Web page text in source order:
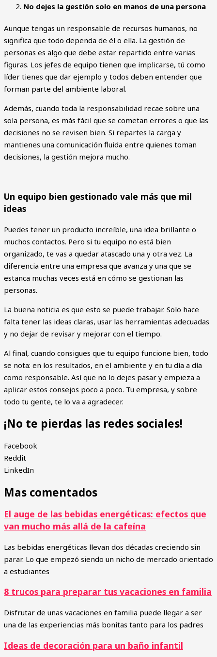
No dejes la gestión solo en manos de una persona
Aunque tengas un responsable de recursos humanos, no
significa que todo dependa de él o ella. La gestión de
personas es algo que debe estar repartido entre varias
figuras. Los jefes de equipo tienen que implicarse, tú como
líder tienes que dar ejemplo y todos deben entender que
forman parte del ambiente laboral.
Además, cuando toda la responsabilidad recae sobre una
sola persona, es más fácil que se cometan errores o que las
decisiones no se revisen bien. Si repartes la carga y
mantienes una comunicación fluida entre quienes toman
decisiones, la gestión mejora mucho.
Un equipo bien gestionado vale más que mil
ideas
Puedes tener un producto increíble, una idea brillante o
muchos contactos. Pero si tu equipo no está bien
organizado, te vas a quedar atascado una y otra vez. La
diferencia entre una empresa que avanza y una que se
estanca muchas veces está en cómo se gestionan las
personas.
La buena noticia es que esto se puede trabajar. Solo hace
falta tener las ideas claras, usar las herramientas adecuadas
y no dejar de revisar y mejorar con el tiempo.
Al final, cuando consigues que tu equipo funcione bien, todo
se nota: en los resultados, en el ambiente y en tu día a día
como responsable. Así que no lo dejes pasar y empieza a
aplicar estos consejos poco a poco. Tu empresa, y sobre
todo tu gente, te lo va a agradecer.
¡No te pierdas las redes sociales!
Facebook
Reddit
LinkedIn
Mas comentados
El auge de las bebidas energéticas: efectos que
van mucho más allá de la cafeína
Las bebidas energéticas llevan dos décadas creciendo sin
parar. Lo que empezó siendo un nicho de mercado orientado
a estudiantes
8 trucos para preparar tus vacaciones en familia
Disfrutar de unas vacaciones en familia puede llegar a ser
una de las experiencias más bonitas tanto para los padres
Ideas de decoración para un baño infantil